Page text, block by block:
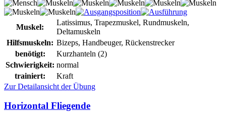
Muskel:
Latissimus, Trapezmuskel, Rundmuskeln,
Deltamuskeln
Hilfsmuskeln: Bizeps, Handbeuger, Rückenstrecker
benötigt:
Kurzhanteln (2)
Schwierigkeit: normal
trainiert:
Kraft
Zur Detailansicht der Übung
Horizontal Fliegende